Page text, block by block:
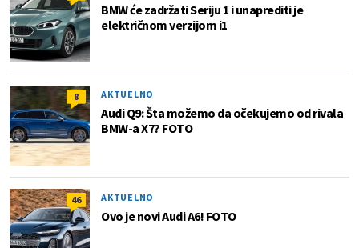
BMW će zadržati Seriju 1 i unaprediti je
električnom verzijom i1
8 AKTUELNO
Audi Q9: Šta možemo da očekujemo od rivala
BMW-a X7? FOTO
46 AKTUELNO
Ovo je novi Audi A6! FOTO